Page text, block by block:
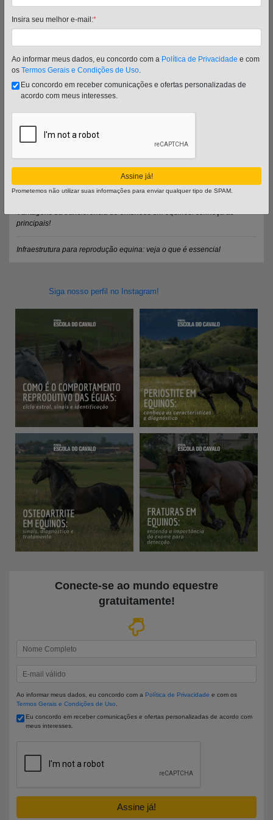
Sinais vitais de equinos: quais são e como monitorar?
Como escolher a melhor embocadura para cavalos: tipos e materiais
Potros de risco: entenda o que são e como reconhecer
Entenda o que são distúrbios de oclusão dentária em equinos
Melhoramento genético em equinos: conheça as principais técnicas!
O que é mormo equino e como tratar essa doença?
Vantagens da transferência de embriões em equinos: conheça as
principais!
Infraestrutura para reprodução equina: veja o que é essencial
Siga nosso perfil no Instagram!
Conecte-se ao mundo equestre
gratuitamente!
Ao informar meus dados, eu concordo com a Política de Privacidade e com os
Termos Gerais e Condições de Uso
Eu concordo em receber comunicações e ofertas personalizadas de acordo com
meus interesses.
Assine já!
Insira seu melhor e-mail:*
Ao informar meus dados, eu concordo com a Política de Privacidade e com
os Termos Gerais e Condições de Uso.
Eu concordo em receber comunicações e ofertas personalizadas de
acordo com meus interesses.
Assine já!
Prometemos não utilizar suas informações para enviar qualquer tipo de SPAM.